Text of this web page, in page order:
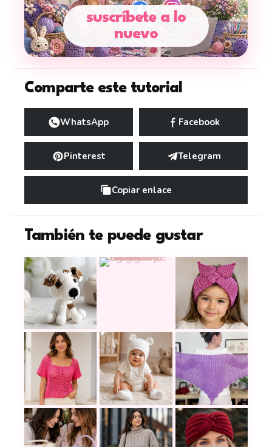
suscríbete a lo
nuevo
Comparte este tutorial
WhatsApp Facebook
Pinterest Telegram
Copiar enlace
También te puede gustar
Un perrito amigurumi es pequeño, adorable y
Este cárdigan rosa a crochet
Diadema tejida a
Blusa a crochet para principiantes: diseño
Gorra tejida de osito para bebé a
Este Chal